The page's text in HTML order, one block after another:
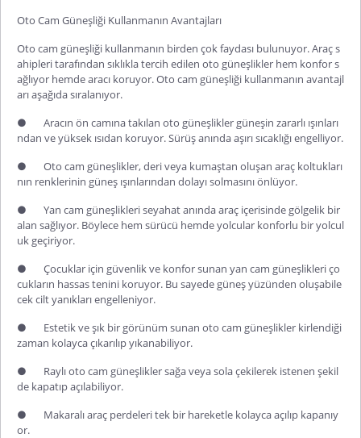
Oto Cam Güneşliği Kullanmanın Avantajları
Oto cam güneşliği kullanmanın birden çok faydası bulunuyor. Araç s
ahipleri tarafından sıklıkla tercih edilen oto güneşlikler hem konfor s
ağlıyor hemde aracı koruyor. Oto cam güneşliği kullanmanın avantajl
arı aşağıda sıralanıyor.
●
Aracın ön camına takılan oto güneşlikler güneşin zararlı ışınları
ndan ve yüksek ısıdan koruyor. Sürüş anında aşırı sıcaklığı engelliyor.
●
Oto cam güneşlikler, deri veya kumaştan oluşan araç koltukları
nın renklerinin güneş ışınlarından dolayı solmasını önlüyor.
●
Yan cam güneşlikleri seyahat anında araç içerisinde gölgelik bir
alan sağlıyor. Böylece hem sürücü hemde yolcular konforlu bir yolcul
uk geçiriyor.
●
Çocuklar için güvenlik ve konfor sunan yan cam güneşlikleri ço
cukların hassas tenini koruyor. Bu sayede güneş yüzünden oluşabile
cek cilt yanıkları engelleniyor.
●
Estetik ve şık bir görünüm sunan oto cam güneşlikler kirlendiği
zaman kolayca çıkarılıp yıkanabiliyor.
●
Raylı oto cam güneşlikler sağa veya sola çekilerek istenen şekil
de kapatıp açılabiliyor.
●
Makaralı araç perdeleri tek bir hareketle kolayca açılıp kapanıy
or.